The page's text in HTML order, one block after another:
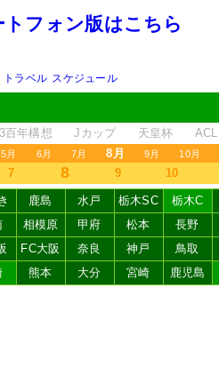
トフォン版はこちら
トラベル スケジュール
百年構想 Jカップ 天皇杯 ACL
5月 6月 7月 8月 9月 10月
7 8 9 10
鹿島 水戸 栃木SC 栃木C
相模原 甲府 松本 長野
FC大阪 奈良 神戸 鳥取
熊本 大分 宮崎 鹿児島